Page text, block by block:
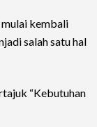
kembali
salah satu hal
“Kebutuhan